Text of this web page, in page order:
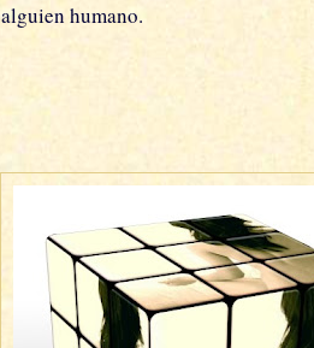
alguien humano.